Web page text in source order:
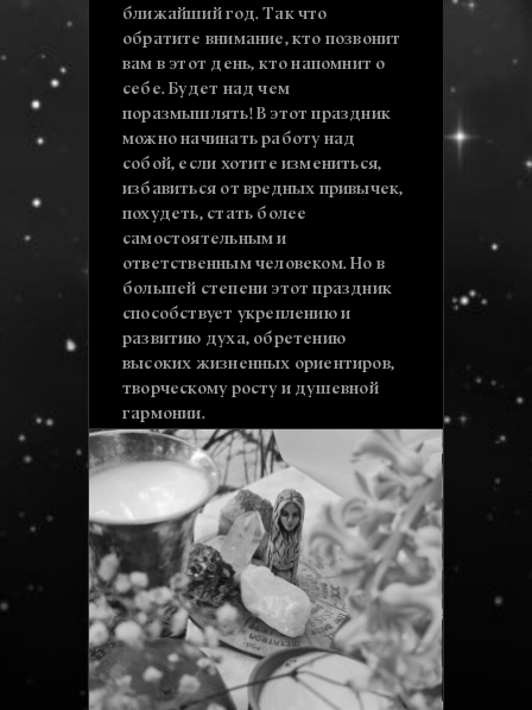
ближайший год. Так что
обратите внимание, кто позвонит
вам в этот день, кто напомнит о
себе. Будет над чем
поразмышлять! В этот праздник
можно начинать работу над
собой, если хотите измениться,
избавиться от вредных привычек,
похудеть, стать более
самостоятельным и
ответственным человеком. Но в
большей степени этот праздник
способствует укреплению и
развитию духа, обретению
высоких жизненных ориентиров,
творческому росту и душевной
гармонии.